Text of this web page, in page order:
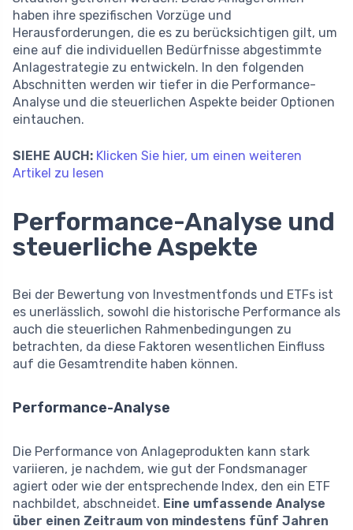
haben ihre spezifischen Vorzüge und
Herausforderungen, die es zu berücksichtigen gilt, um
eine auf die individuellen Bedürfnisse abgestimmte
Anlagestrategie zu entwickeln. In den folgenden
Abschnitten werden wir tiefer in die Performance-
Analyse und die steuerlichen Aspekte beider Optionen
eintauchen.
SIEHE AUCH: Klicken Sie hier, um einen weiteren
Artikel zu lesen
Performance-Analyse und
steuerliche Aspekte
Bei der Bewertung von Investmentfonds und ETFs ist
es unerlässlich, sowohl die historische Performance als
auch die steuerlichen Rahmenbedingungen zu
betrachten, da diese Faktoren wesentlichen Einfluss
auf die Gesamtrendite haben können.
Performance-Analyse
Die Performance von Anlageprodukten kann stark
variieren, je nachdem, wie gut der Fondsmanager
agiert oder wie der entsprechende Index, den ein ETF
nachbildet, abschneidet. Eine umfassende Analyse
über einen Zeitraum von mindestens fünf Jahren